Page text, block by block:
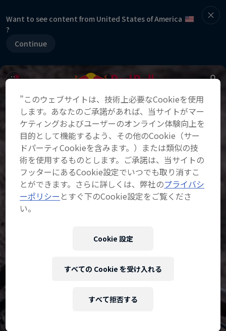
Want to see content from United States of America
?
Continue
”このウェブサイトは、技術上必要なCookieを使用
します。あなたのご承諾があれば、当サイトがマー
ケティングおよびユーザーのオンライン体験向上を
目的として機能するよう、その他のCookie（サー
ドパーティCookieを含みます。）または類似の技
術を使用するものとします。ご承諾は、当サイトの
フッターにあるCookie設定でいつでも取り消すこ
とができます。さらに詳しくは、弊社のプライバシ
ーポリシー とすぐ下のCookie設定をご覧くださ
い。
Cookie 設定
すべて拒否する
すべての Cookie を受け入れる